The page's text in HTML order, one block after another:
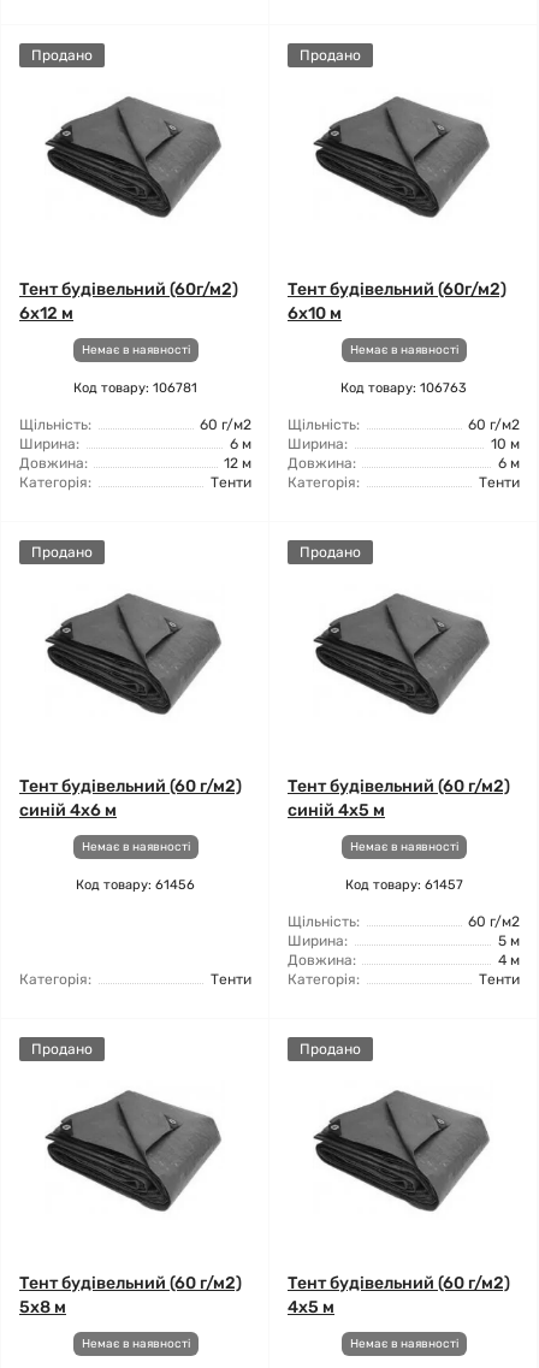
Продано
Тент будівельний (60г/м2)
6x12 м
Немає в наявності
Код товару: 106781
Щільність:
60 г/м2
Ширина:
6 м
Довжина:
12 м
Категорія:
Тенти
Продано
Тент будівельний (60г/м2)
6x10 м
Немає в наявності
Код товару: 106763
Щільність:
60 г/м2
Ширина:
10 м
Довжина:
6 м
Категорія:
Тенти
Продано
Тент будівельний (60 г/м2)
синій 4х6 м
Немає в наявності
Код товару: 61456
Категорія: Тенти
Продано
Тент будівельний (60 г/м2)
синій 4х5 м
Немає в наявності
Код товару: 61457
Щільність:
60 г/м2
Ширина:
5 м
Довжина:
4 м
Категорія:
Тенти
Продано
Тент будівельний (60 г/м2)
5x8 м
Немає в наявності
Продано
Тент будівельний (60 г/м2)
4х5 м
Немає в наявності